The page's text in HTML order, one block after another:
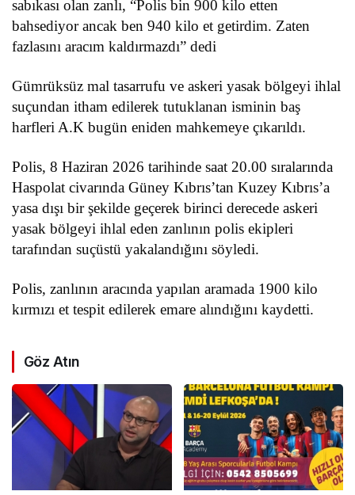
sabıkası olan zanlı, “Polis bin 900 kilo etten
bahsediyor ancak ben 940 kilo et getirdim. Zaten
fazlasını aracım kaldırmazdı” dedi
Gümrüksüz mal tasarrufu ve askeri yasak bölgeyi ihlal
suçundan itham edilerek tutuklanan isminin baş
harfleri A.K bugün eniden mahkemeye çıkarıldı.
Polis, 8 Haziran 2026 tarihinde saat 20.00 sıralarında
Haspolat civarında Güney Kıbrıs’tan Kuzey Kıbrıs’a
yasa dışı bir şekilde geçerek birinci derecede askeri
yasak bölgeyi ihlal eden zanlının polis ekipleri
tarafından suçüstü yakalandığını söyledi.
Polis, zanlının aracında yapılan aramada 1900 kilo
kırmızı et tespit edilerek emare alındığını kaydetti.
Göz Atın